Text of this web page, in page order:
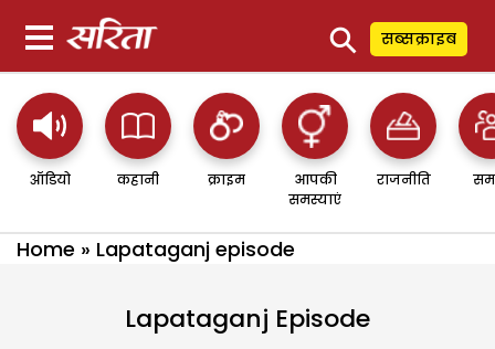
⚲ सब्सक्राइब
ऑडियो कहानी क्राइम
आपकी
समस्याएं
राजनीति
Home » Lapataganj episode
Lapataganj Episode